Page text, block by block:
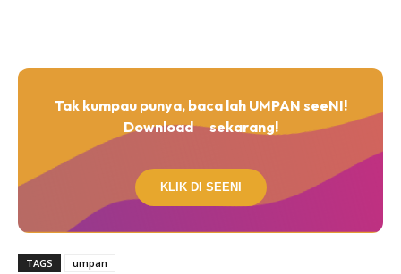
Tak kumpau punya, baca lah UMPAN seeNI!
Download
sekarang!
KLIK DI SEENI
TAGS umpan